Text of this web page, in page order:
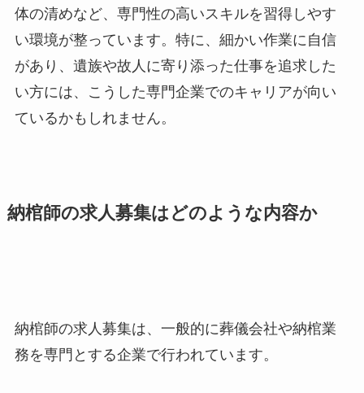
体の清めなど、専門性の高いスキルを習得しやす
い環境が整っています。特に、細かい作業に自信
があり、遺族や故人に寄り添った仕事を追求した
い方には、こうした専門企業でのキャリアが向い
ているかもしれません。
納棺師の求人募集はどのような内容か
納棺師の求人募集は、一般的に葬儀会社や納棺業
務を専門とする企業で行われています。